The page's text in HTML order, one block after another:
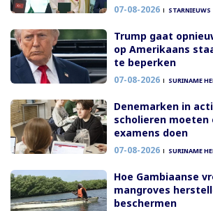
07-08-2026 STARNIEUWS
Trump gaat
op Amerikaans
te beperken
07-08-2026 SURINAME
Denemarken in
scholieren moeten
examens doen
07-08-2026 SURINAME
Hoe Gambiaanse
mangroves
beschermen